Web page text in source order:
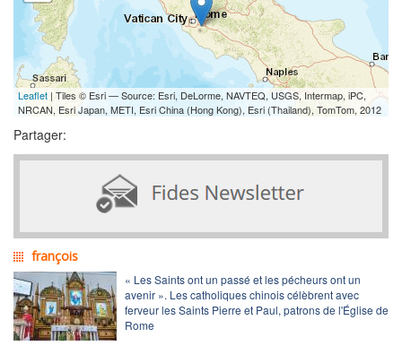
Leaflet | Tiles © Esri — Source: Esri, DeLorme, NAVTEQ, USGS, Intermap, iPC,
NRCAN, Esri Japan, METI, Esri China (Hong Kong), Esri (Thailand), TomTom, 2012
Partager:
françois
« Les Saints ont un passé et les pécheurs ont un
avenir ». Les catholiques chinois célèbrent avec
ferveur les Saints Pierre et Paul, patrons de l'Église de
Rome